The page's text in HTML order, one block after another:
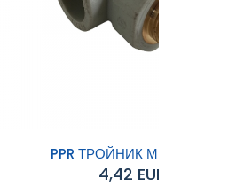
PPR ТРОЙНИК М 20x3/4“
4,42 EUR